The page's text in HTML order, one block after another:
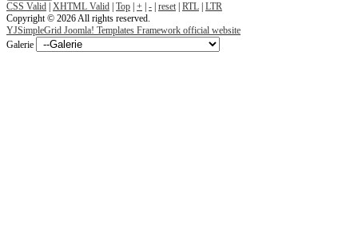
CSS Valid XHTML Valid Top + - reset RTL LTR
Copyright © 2026 All rights reserved.
YJSimpleGrid Joomla! Templates Framework official website
Galerie